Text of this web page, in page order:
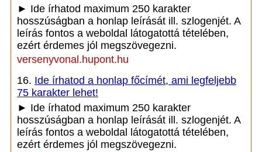
► Ide írhatod maximum 250 karakter
hosszúságban a honlap leírását ill. szlogenjét. A
leírás fontos a weboldal látogatottá tételében,
ezért érdemes jól megszövegezni.
versenyvonal.hupont.hu
16. Ide írhatod a honlap főcímét, ami legfeljebb
75 karakter lehet!
► Ide írhatod maximum 250 karakter
hosszúságban a honlap leírását ill. szlogenjét. A
leírás fontos a weboldal látogatottá tételében,
ezért érdemes jól megszövegezni.